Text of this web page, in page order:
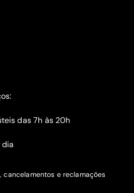
das 7h às 20h
dia
cancelamentos e reclamações